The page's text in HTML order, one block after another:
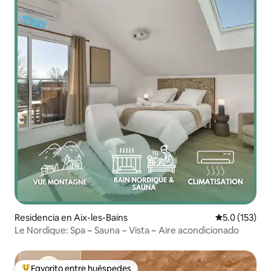
Residencia en Aix-les-Bains Calificación
5.0 (153)
Le Nordique: Spa ~ Sauna ~ Vista ~ Aire acondicionado
Favorito entre huéspedes